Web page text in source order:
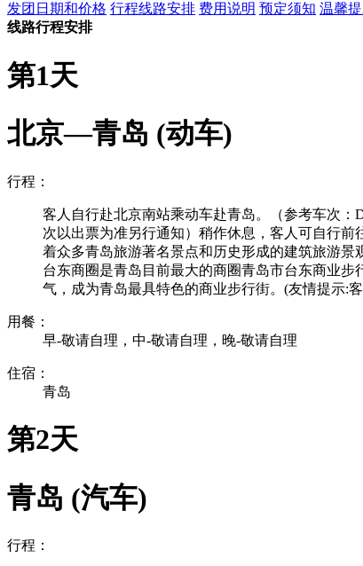
发团日期和价格 行程线路安排 费用说明 预定须知 温馨
线路行程安排
第1天
北京—青岛 (动车)
行程：
客人自行赴北京南站乘动车赴青岛。（参考车次：
次以出票为准另行通知）稍作休息，客人可自行
着众多青岛旅游著名景点和历史形成的建筑旅游
台东商圈是青岛目前最大的商圈青岛市台东商业
气，成为青岛最具特色的商业步行街。(友情提示:
用餐：
早-敬请自理，中-敬请自理，晚-敬请自理
住宿：
青岛
第2天
青岛 (汽车)
行程：